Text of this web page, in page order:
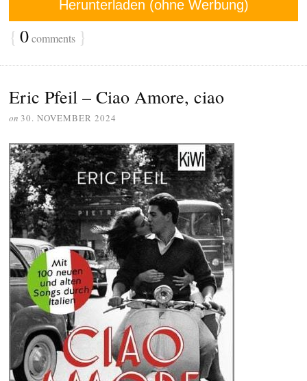
Herunterladen (ohne Werbung)
{ 0comments }
Eric Pfeil – Ciao Amore, ciao
on 30. NOVEMBER 2024